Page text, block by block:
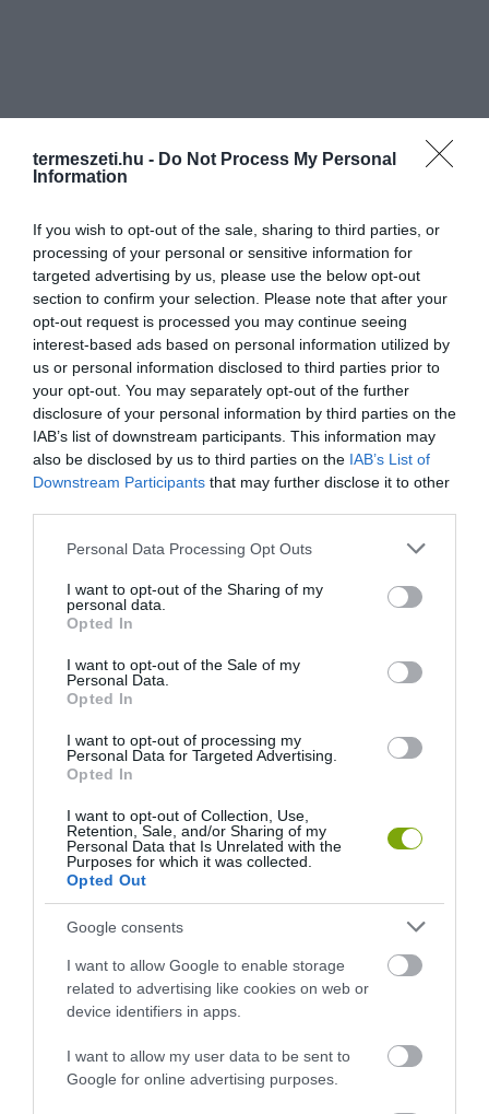
termeszeti.hu - Do Not Process My Personal
Information
If you wish to opt-out of the sale, sharing to third parties, or
processing of your personal or sensitive information for
targeted advertising by us, please use the below opt-out
section to confirm your selection. Please note that after your
opt-out request is processed you may continue seeing
interest-based ads based on personal information utilized by
us or personal information disclosed to third parties prior to
your opt-out. You may separately opt-out of the further
disclosure of your personal information by third parties on the
IAB’s list of downstream participants. This information may
also be disclosed by us to third parties on the IAB’s List of
Downstream Participants that may further disclose it to other
Please note that this website/app uses one or more Google
not limited to your visit or usage behaviour. You may click to
grant or deny consent to Google and its third-party tags to
use your data for below specified purposes in below Google
consent section.
Personal Data Processing Opt Outs
I want to opt-out of the Sharing of my
personal data.
Opted In
I want to opt-out of the Sale of my
Personal Data.
Opted In
I want to opt-out of processing my
Personal Data for Targeted Advertising.
Opted In
I want to opt-out of Collection, Use,
Retention, Sale, and/or Sharing of my
Personal Data that Is Unrelated with the
Purposes for which it was collected.
Opted Out
Google consents
I want to allow Google to enable storage
related to advertising like cookies on web or
device identifiers in apps.
I want to allow my user data to be sent to
Google for online advertising purposes.
A VILÁG LEGDRÁGÁBB FŰSZERÉT SZÜRETELIK A PÁRIZSI
MINDEN ÉVBEN EGY NAPRA BIRKÁK EZREI FOGLALJÁK EL
MADRID NYÜZSGŐ UTCÁIT
HASONLÓ ÉRDEKESSÉGEK